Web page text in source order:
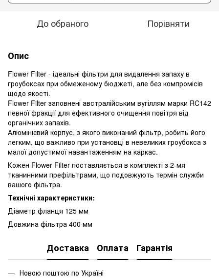
До обраного Порівняти
Опис
Flower Filter - ідеальні фільтри для видалення запаху в
гроубоксах при обмеженому бюджеті, але без компромісів
щодо якості.
Flower Filter заповнені австралійським вугіллям марки RC142
певної фракції для ефективного очищення повітря від
органічних запахів.
Алюмінієвий корпус, з якого виконаний фільтр, робить його
легким, що важливо при установці в невеликих гроубокса з
малої допустимої навантаженням на каркас.
Кожен Flower Filter поставляється в комплекті з 2-мя
тканинними префільтрами, що подовжують термін служби
вашого фільтра.
Технічні характеристики:
Діаметр фланця 125 мм
Довжина фільтра 400 мм
Доставка Оплата Гарантія
Новою поштою по Україні